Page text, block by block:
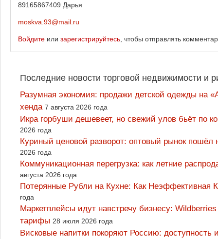
89165867409 Дарья
moskva.93@mail.ru
Войдите или зарегистрируйтесь , чтобы отправлять
Последние новости торговой недвижимости и
Разумная экономия: продажи детской одежды на
хенда 7 августа 2026 года
Икра горбуши дешевеет, но свежий улов бьёт по
2026 года
Куриный ценовой разворот: оптовый рынок
2026 года
Коммуникационная перегрузка: как летние
августа 2026 года
Потерянные Рубли на Кухне: Как
года
Маркетплейсы идут навстречу бизнесу:
тарифы 28 июля 2026 года
Висковые напитки покоряют Россию: